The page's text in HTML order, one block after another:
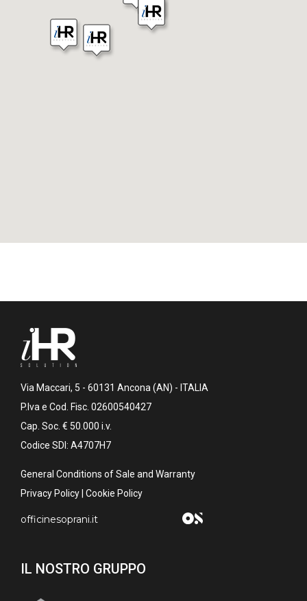
Via Maccari, 5 - 60131 Ancona (AN) - ITALIA
P.Iva e Cod. Fisc. 02600540427
Cap. Soc. € 50.000 i.v.
Codice SDI: A4707H7
General Conditions of Sale and Warranty
Privacy Policy Cookie Policy
officinesoprani.it
IL NOSTRO GRUPPO